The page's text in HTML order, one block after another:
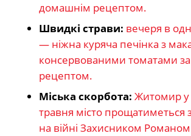
домашнім рецептом.
Швидкі страви: вечеря в
— ніжна куряча печінка з
консервованими томатами
рецептом.
Міська скорбота: Житомир у
травня місто прощатиметься
на війні Захисником Романом